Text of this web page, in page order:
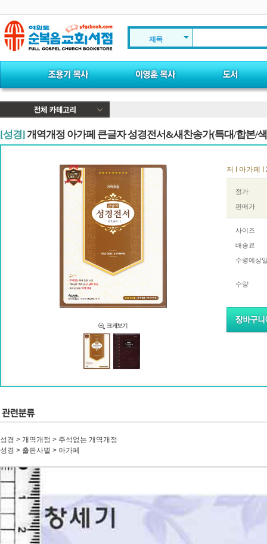
제목
[성경]개역개정 아가페 큰글자 성경전서&새찬송가(특대/합본/
저 I 아가페
정가
판매가
사이즈
배송료
수령예상
수량
성경 > 개역개정 > 주석없는 개역개정
성경 > 출판사별 > 아가페